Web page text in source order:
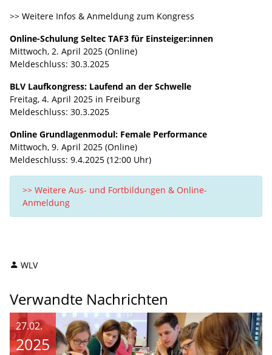
>> Weitere Infos & Anmeldung zum Kongress
Online-Schulung Seltec TAF3 für Einsteiger:innen
Mittwoch, 2. April 2025 (Online)
Meldeschluss: 30.3.2025
BLV Laufkongress: Laufend an der Schwelle
Freitag, 4. April 2025 in Freiburg
Meldeschluss: 30.3.2025
Online Grundlagenmodul: Female Performance
Mittwoch, 9. April 2025 (Online)
Meldeschluss: 9.4.2025 (12:00 Uhr)
>> Weitere Aus- und Fortbildungen & Online-
Anmeldung
WLV
Verwandte Nachrichten
27.02.
2025